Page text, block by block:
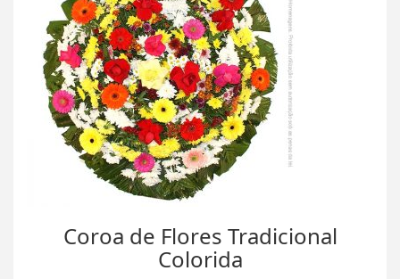
Coroa de Flores Tradicional
Colorida